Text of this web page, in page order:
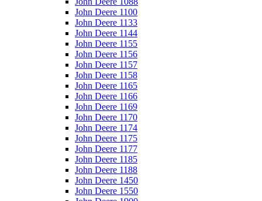
John Deere 1100
John Deere 1133
John Deere 1144
John Deere 1155
John Deere 1156
John Deere 1157
John Deere 1158
John Deere 1165
John Deere 1166
John Deere 1169
John Deere 1170
John Deere 1174
John Deere 1175
John Deere 1177
John Deere 1185
John Deere 1188
John Deere 1450
John Deere 1550